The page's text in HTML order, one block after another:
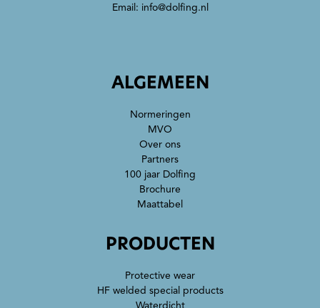
Email: info@dolfing.nl
ALGEMEEN
Normeringen
MVO
Over ons
Partners
100 jaar Dolfing
Brochure
Maattabel
PRODUCTEN
Protective wear
HF welded special products
Waterdicht